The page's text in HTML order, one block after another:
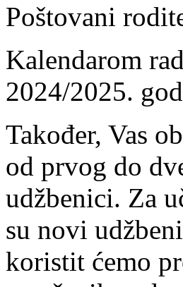
Poštovani
Kalendarom
2024/2025.
Također, Vas
od prvog do
udžbenici. Za
su novi
koristit ćemo